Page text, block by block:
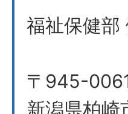
福祉保健部
〒945-
新潟県柏崎